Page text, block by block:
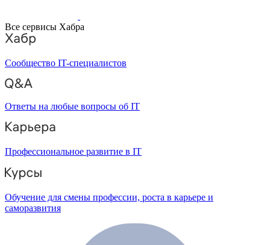
Все сервисы Хабра
Сообщество IT-специалистов
Ответы на любые вопросы об IT
Профессиональное развитие в IT
Обучение для смены профессии, роста в карьере и
саморазвития